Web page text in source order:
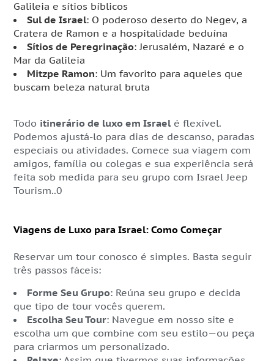
Galileia e sítios bíblicos
Sul de Israel: O poderoso deserto do Negev, a
Cratera de Ramon e a hospitalidade beduína
Sítios de Peregrinação: Jerusalém, Nazaré e o
Mar da Galileia
Mitzpe Ramon: Um favorito para aqueles que
buscam beleza natural bruta
Todo itinerário de luxo em Israelé flexível.
Podemos ajustá-lo para dias de descanso, paradas
especiais ou atividades. Comece sua viagem com
amigos, família ou colegas e sua experiência será
feita sob medida para seu grupo com Israel Jeep
Tourism..0
Viagens de Luxo para Israel: Como Começar
Reservar um tour conosco é simples. Basta seguir
três passos fáceis:
Forme Seu Grupo: Reúna seu grupo e decida
que tipo de tour vocês querem.
Escolha Seu Tour: Navegue em nosso site e
escolha um que combine com seu estilo—ou peça
para criarmos um personalizado.